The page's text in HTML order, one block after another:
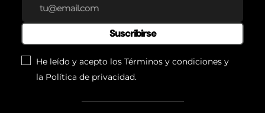
Suscribirse
He leído y acepto los Términos y condiciones y
la Política de privacidad.